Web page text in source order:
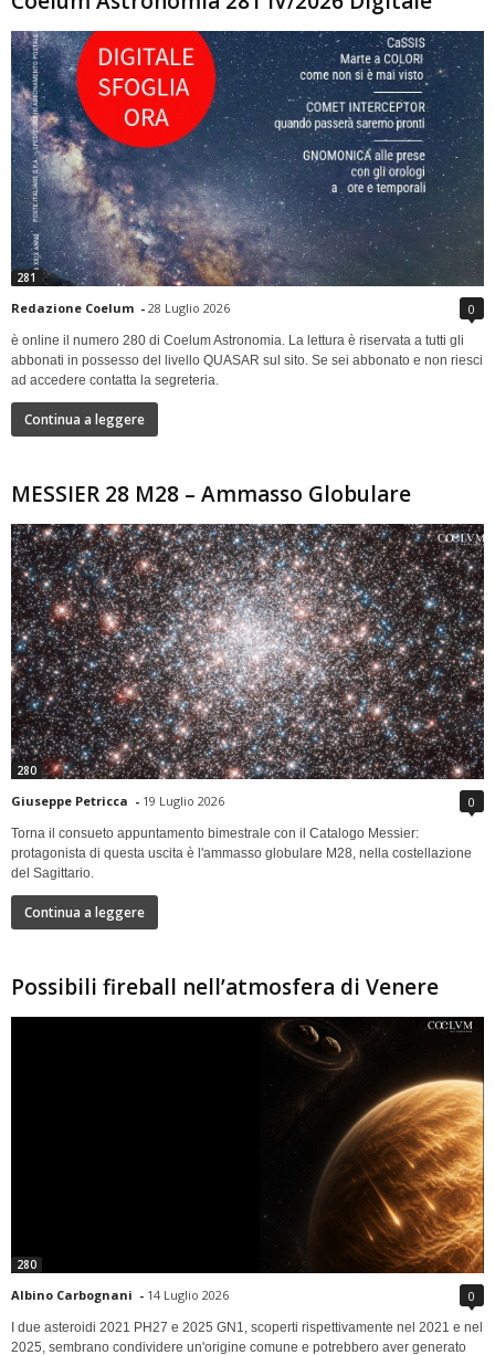
281
Redazione Coelum - 28 Luglio 2026 0
è online il numero 280 di Coelum Astronomia. La lettura è riservata a tutti gli
abbonati in possesso del livello QUASAR sul sito. Se sei abbonato e non riesci
ad accedere contatta la segreteria.
Continua a leggere
MESSIER 28 M28 – Ammasso Globulare
280
Giuseppe Petricca - 19 Luglio 2026 0
Torna il consueto appuntamento bimestrale con il Catalogo Messier:
protagonista di questa uscita è l'ammasso globulare M28, nella costellazione
del Sagittario.
Continua a leggere
Possibili fireball nell’atmosfera di Venere
280
Albino Carbognani - 14 Luglio 2026 0
I due asteroidi 2021 PH27 e 2025 GN1, scoperti rispettivamente nel 2021 e nel
2025, sembrano condividere un'origine comune e potrebbero aver generato